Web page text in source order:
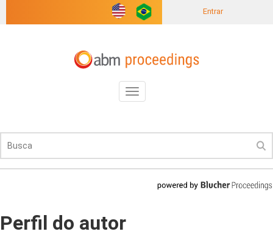
Entrar
Toggle
navigation
Perfil do autor